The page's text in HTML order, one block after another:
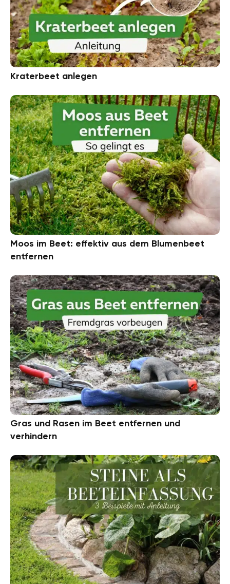
Kraterbeet anlegen
Moos im Beet: effektiv aus dem Blumenbeet
entfernen
Gras und Rasen im Beet entfernen und
verhindern